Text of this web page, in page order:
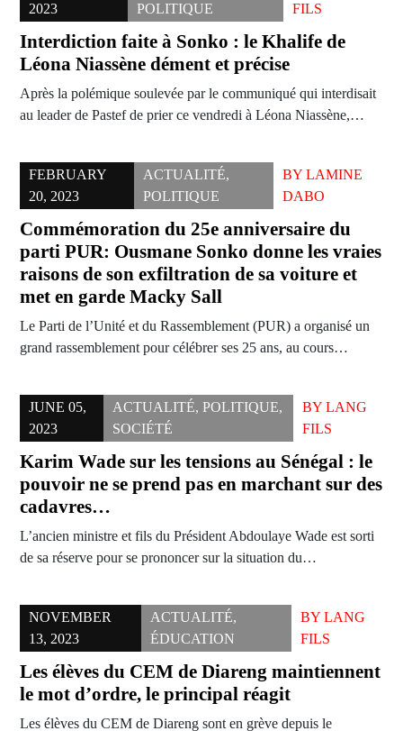
2023
POLITIQUE
FILS
Interdiction faite à Sonko : le Khalife de
Léona Niassène dément et précise
Après la polémique soulevée par le communiqué qui interdisait
au leader de Pastef de prier ce vendredi à Léona Niassène,…
FEBRUARY
20, 2023
ACTUALITÉ,
POLITIQUE
BY LAMINE
DABO
Commémoration du 25e anniversaire du
parti PUR: Ousmane Sonko donne les vraies
raisons de son exfiltration de sa voiture et
met en garde Macky Sall
Le Parti de l’Unité et du Rassemblement (PUR) a organisé un
grand rassemblement pour célébrer ses 25 ans, au cours…
JUNE 05,
2023
ACTUALITÉ,POLITIQUE,
SOCIÉTÉ
BYLANG
FILS
Karim Wade sur les tensions au Sénégal : le
pouvoir ne se prend pas en marchant sur des
cadavres…
L’ancien ministre et fils du Président Abdoulaye Wade est sorti
de sa réserve pour se prononcer sur la situation du…
NOVEMBER
13, 2023
ACTUALITÉ,
ÉDUCATION
BY LANG
FILS
Les élèves du CEM de Diareng maintiennent
le mot d’ordre, le principal réagit
Les élèves du CEM de Diareng sont en grève depuis le